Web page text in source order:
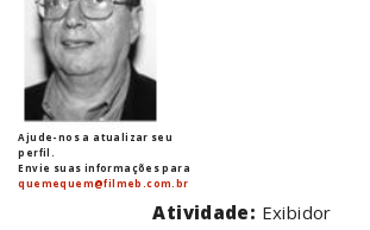
Ajude-nos a atualizar seu
perfil.
Envie suas informações para
quemequem@filmeb.com.br
Atividade: Exibidor